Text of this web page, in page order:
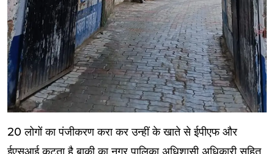
20 लोगों का पंजीकरण करा कर उन्हीं के खाते से ईपीएफ और